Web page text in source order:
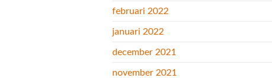
februari 2022
januari 2022
december 2021
november 2021